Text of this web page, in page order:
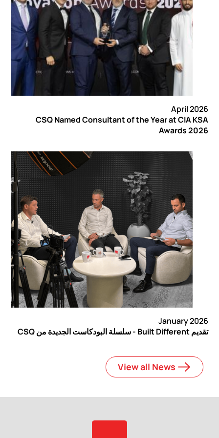
April 2026
CSQ Named Consultant of the Year at CIA KSA
Awards 2026
January 2026
تقديم Built Different - سلسلة البودكاست الجديدة من CSQ
View all News